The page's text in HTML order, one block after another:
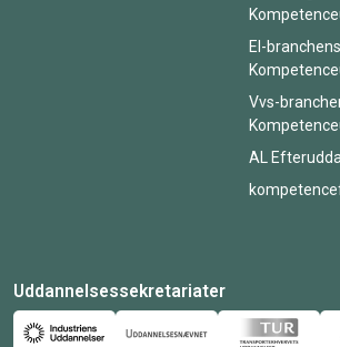
El-branchens
Vvs-
AL
Uddannelsessekretariater